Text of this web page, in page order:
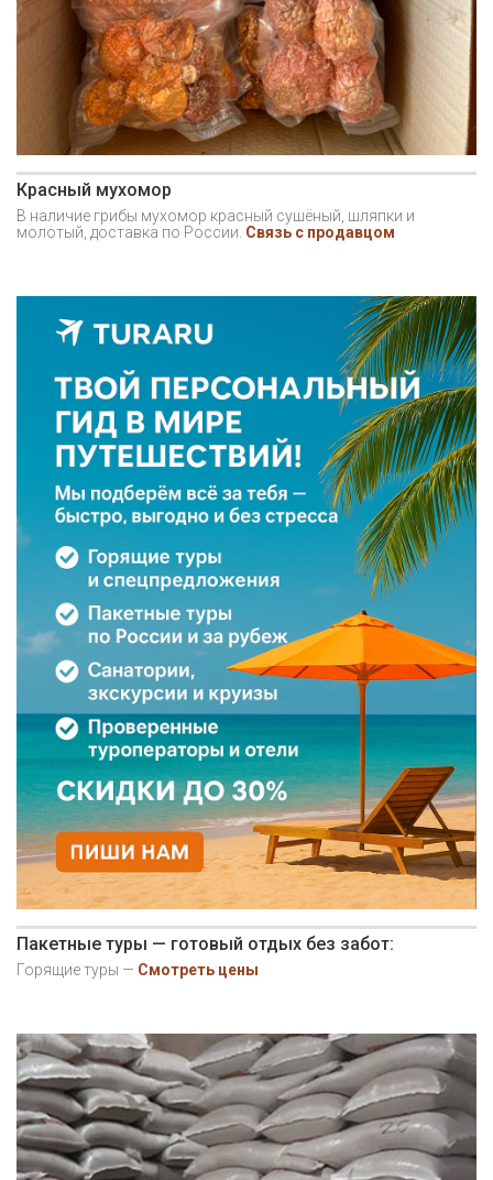
Красный мухомор
В наличие грибы мухомор красный сушёный, шляпки и
молотый, доставка по России. Связь с продавцом
Пакетные туры — готовый отдых без забот:
Горящие туры — Смотреть цены